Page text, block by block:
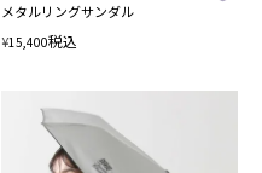
メタルリングサンダル
¥15,400税込